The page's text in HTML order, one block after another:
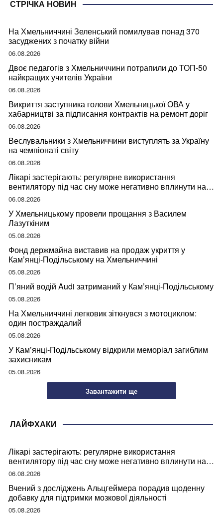
СТРІЧКА НОВИН
На Хмельниччині Зеленський помилував понад 370
засуджених з початку війни
06.08.2026
Двоє педагогів з Хмельниччини потрапили до ТОП-50
найкращих учителів України
06.08.2026
Викриття заступника голови Хмельницької ОВА у
хабарництві за підписання контрактів на ремонт доріг
06.08.2026
Веслувальники з Хмельниччини виступлять за Україну
на чемпіонаті світу
06.08.2026
Лікарі застерігають: регулярне використання
вентилятору під час сну може негативно вплинути на
ваше здоров’я
06.08.2026
У Хмельницькому провели прощання з Василем
Лазуткіним
05.08.2026
Фонд держмайна виставив на продаж укриття у
Кам’янці-Подільському на Хмельниччині
05.08.2026
П’яний водій Audi затриманий у Кам’янці-Подільському
05.08.2026
На Хмельниччині легковик зіткнувся з мотоциклом:
один постраждалий
05.08.2026
У Кам’янці-Подільському відкрили меморіал загиблим
захисникам
05.08.2026
Завантажити ще
ЛАЙФХАКИ
Лікарі застерігають: регулярне використання
вентилятору під час сну може негативно вплинути на
ваше здоров’я
06.08.2026
Вчений з досліджень Альцгеймера порадив щоденну
добавку для підтримки мозкової діяльності
05.08.2026